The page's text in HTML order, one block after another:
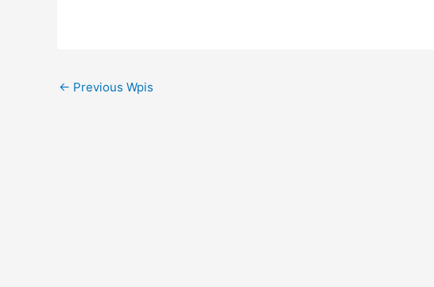
← Previous Wpis